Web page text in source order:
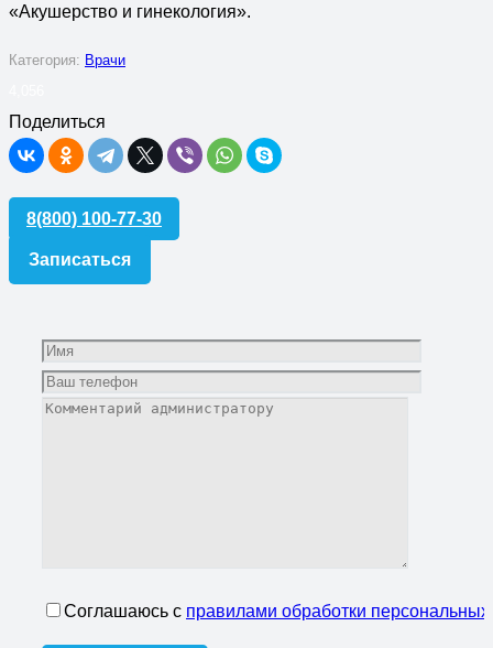
«Акушерство и гинекология».
Категория: Врачи
Поделиться
8(800) 100-77-30
Записаться
Соглашаюсь с правилами обработки